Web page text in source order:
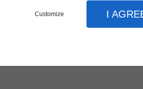
Customize I